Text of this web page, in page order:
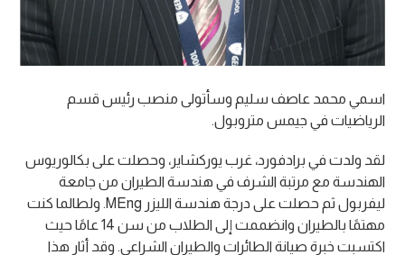
اسمي محمد عاصف سليم وسأتولى منصب رئيس قسم
الرياضيات في جيمس متروبول.
لقد ولدت في برادفورد، غرب يوركشاير، وحصلت على بكالوريوس
الهندسة مع مرتبة الشرف في هندسة الطيران من جامعة
ليفربول ثم حصلت على درجة هندسة الليزر MEng. ولطالما كنت
مهتمًا بالطيران وانضممت إلى الطلاب من سن 14 عامًا حيث
اكتسبت خبرة صيانة الطائرات والطيران الشراعي. وقد أثار هذا